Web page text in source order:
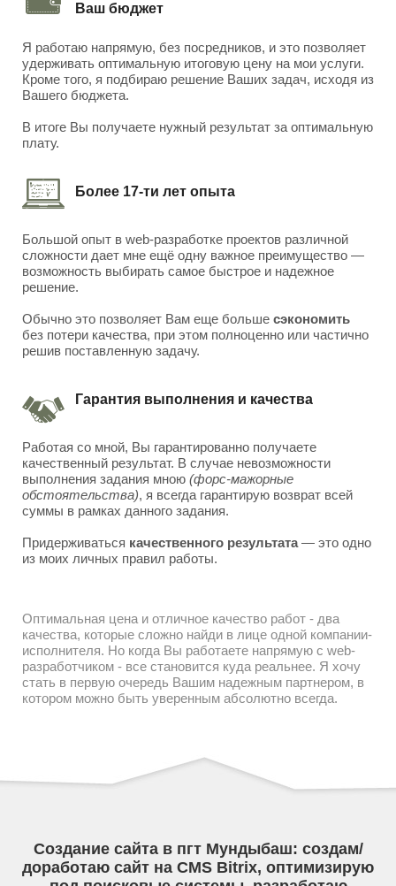
Ваш бюджет
Я работаю напрямую, без посредников, и это позволяет
удерживать оптимальную итоговую цену на мои услуги.
Кроме того, я подбираю решение Ваших задач, исходя из
Вашего бюджета.
В итоге Вы получаете нужный результат за оптимальную
плату.
Более 17-ти лет опыта
Большой опыт в web-разработке проектов различной
сложности дает мне ещё одну важное преимущество —
возможность выбирать самое быстрое и надежное
решение.
Обычно это позволяет Вам еще больше сэкономить
без потери качества, при этом полноценно или частично
решив поставленную задачу.
Гарантия выполнения и качества
Работая со мной, Вы гарантированно получаете
качественный результат. В случае невозможности
выполнения задания мною (форс-мажорные
обстоятельства), я всегда гарантирую возврат всей
суммы в рамках данного задания.
Придерживаться качественного результата— это одно
из моих личных правил работы.
Оптимальная цена и отличное качество работ - два
качества, которые сложно найди в лице одной компании-
исполнителя. Но когда Вы работаете напрямую с web-
разработчиком - все становится куда реальнее. Я хочу
стать в первую очередь Вашим надежным партнером, в
котором можно быть уверенным абсолютно всегда.
Создание сайта в пгт Мундыбаш: создам/
доработаю сайт на CMS Bitrix, оптимизирую